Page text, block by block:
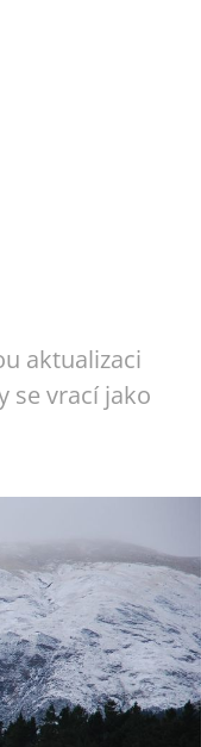
aktualizaci
se vrací jako